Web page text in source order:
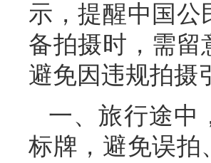
示，提醒中国公
备拍摄时，需留
避免因违规拍摄
一、旅行途中
标牌，避免误拍